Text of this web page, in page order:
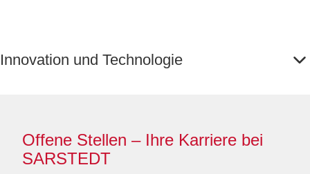
Innovation und Technologie
Offene Stellen – Ihre Karriere bei
SARSTEDT